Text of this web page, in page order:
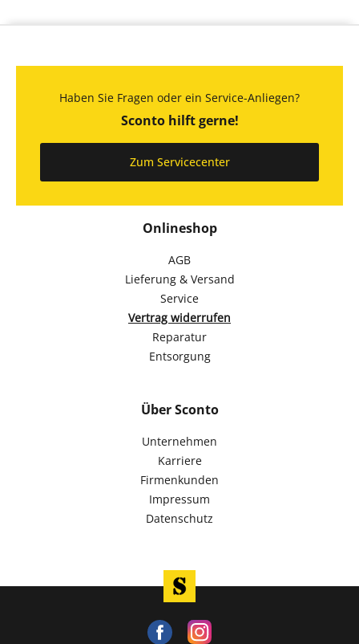
Onlineshop
AGB
Lieferung & Versand
Service
Vertrag widerrufen
Reparatur
Entsorgung
Über Sconto
Unternehmen
Karriere
Firmenkunden
Impressum
Datenschutz
Haben Sie Fragen oder ein Service-Anliegen?
Sconto hilft gerne!
Zum Servicecenter